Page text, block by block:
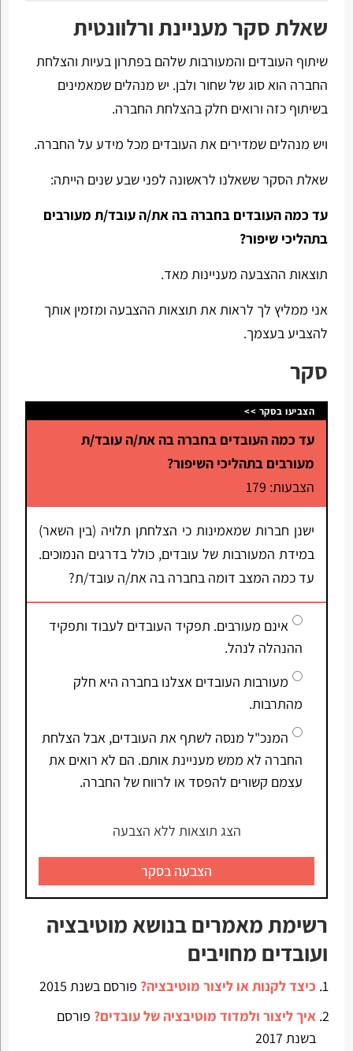
שאלת סקר מעניינת ורלוונטית
שיתוף העובדים והמעורבות שלהם בפתרון בעיות והצלחת
החברה הוא סוג של שחור ולבן. יש מנהלים שמאמינים
בשיתוף כזה ורואים חלק בהצלחת החברה.
ויש מנהלים שמדירים את העובדים מכל מידע על החברה.
שאלת הסקר ששאלנו לראשונה לפני שבע שנים הייתה:
עד כמה העובדים בחברה בה את/ה עובד/ת מעורבים
בתהליכי שיפור?
תוצאות ההצבעה מעניינות מאד.
אני ממליץ לך לראות את תוצאות ההצבעה ומזמין אותך
להצביע בעצמך.
סקר
הצביעו בסקר >>
עד כמה העובדים בחברה בה את/ה עובד/ת
מעורבים בתהליכי השיפור?
הצבעות: 179
ישנן חברות שמאמינות כי הצלחתן תלויה (בין השאר)
במידת המעורבות של עובדים, כולל בדרגים הנמוכים.
עד כמה המצב דומה בחברה בה את/ה עובד/ת?
אינם מעורבים. תפקיד העובדים לעבוד ותפקיד
ההנהלה לנהל.
מעורבות העובדים אצלנו בחברה היא חלק
מהתרבות.
המנכ"ל מנסה לשתף את העובדים, אבל הצלחת
החברה לא ממש מעניינת אותם. הם לא רואים את
עצמם קשורים להפסד או לרווח של החברה.
הצג תוצאות ללא הצבעה
הצבעה בסקר
רשימת מאמרים בנושא מוטיבציה
ועובדים מחויבים
כיצד לקנות או ליצור מוטיבציה? פורסם בשנת 2015
איך ליצור ולמדוד מוטיבציה של עובדים? פורסם
בשנת 2017